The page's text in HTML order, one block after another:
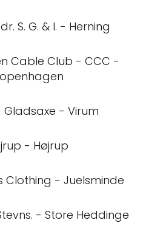
S. G. & I. - Herning
Cable Club - CCC -
- Virum
- Højrup
Clothing - Juelsminde
- Store Heddinge